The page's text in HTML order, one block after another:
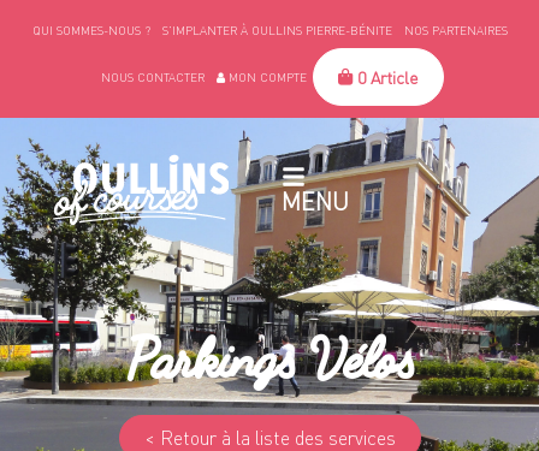
QUI SOMMES-NOUS ? S’IMPLANTER À OULLINS PIERRE-BÉNITE NOS PARTENAIRES
NOUS CONTACTER MON COMPTE 0 Article
MENU
Parkings Vélos
< Retour à la liste des services